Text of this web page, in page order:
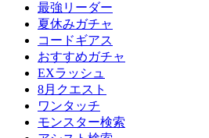
最強リーダー
夏休みガチャ
コードギアス
おすすめガチャ
EXラッシュ
8月クエスト
ワンタッチ
モンスター検索